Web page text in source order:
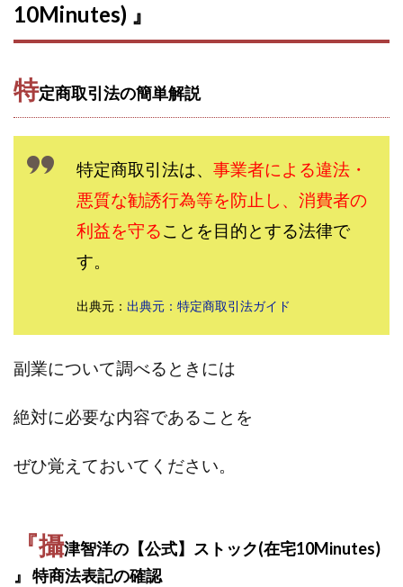
10Minutes) 』
特定商取引法の簡単解説
特定商取引法は、 事業者による違法・
悪質な勧誘行為等を防止し、消費者の
利益を守ることを目的とする法律で
す。
出典元： 出典元：特定商取引法ガイド
副業について調べるときには
絶対に必要な内容であることを
ぜひ覚えておいてください。
『攝津智洋の【公式】ストック(在宅10Minutes)
』 特商法表記の確認
競馬でカンタン副業 運営事務局
竹田茉生
米澤 蓮 紀田 奈々未
紫垣英昭
舟引佑太
荒木剛志
落合琢哉
葉月らな 藏野 雄哉
藤原飛鳥
秋葉 卓也
藤田 陸 畑岡宏光
田中
田中 拓哉
田中 旭 田中圭
田中康裕
田中武志
田中絵美 田島俊明
甲斐雅人
町田 信義
石井泰裕
石塚 憲史 石山 昌志
確定申告
神威(KAMUI) 藤沢琴音
西勇輝
王 義虎
高橋 秀明 革命毎日3万円!
高柳 卓馬
高柳大輔 高橋 伸行
高橋拓真
高橋良彰 高橋菜々美
黒田勉
齊藤大地 阿部 亮平
長谷川マコト
西崎 薫
金 佳史